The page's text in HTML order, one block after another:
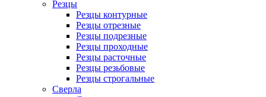
Резцы
Резцы контурные
Резцы отрезные
Резцы подрезные
Резцы проходные
Резцы расточные
Резцы резьбовые
Резцы строгальные
Сверла